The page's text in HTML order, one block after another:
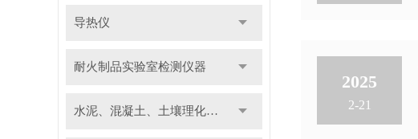
导热仪
耐火制品实验室检测仪器
水泥、混凝土、土壤理化检测仪器及装置
2025
2-21